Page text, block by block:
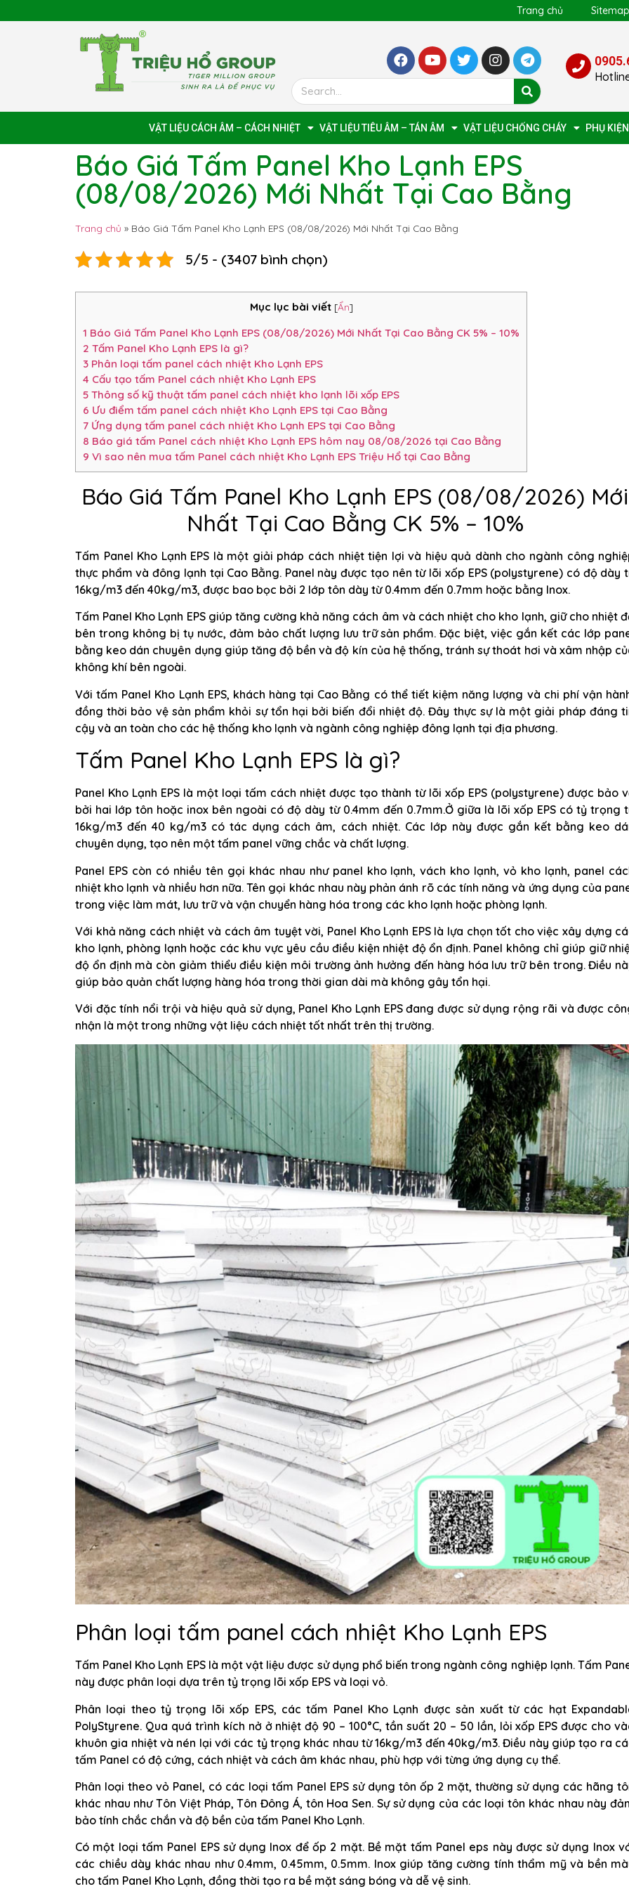
Trang chủ Sitemap
VẬT LIỆU CÁCH ÂM – CÁCH NHIỆT VẬT LIỆU TIÊU ÂM – TÁN ÂM VẬT LIỆU CHỐNG CHÁY PHỤ
Báo Giá Tấm Panel Kho Lạnh EPS
(08/08/2026) Mới Nhất Tại Cao Bằng
Trang chủ » Báo Giá Tấm Panel Kho Lạnh EPS (08/08/2026) Mới Nhất Tại Cao Bằng
5/5 - (3407 bình chọn)
Mục lục bài viết [Ẩn]
1 Báo Giá Tấm Panel Kho Lạnh EPS (08/08/2026) Mới Nhất Tại Cao Bằng CK 5% – 10%
2 Tấm Panel Kho Lạnh EPS là gì?
3 Phân loại tấm panel cách nhiệt Kho Lạnh EPS
4 Cấu tạo tấm Panel cách nhiệt Kho Lạnh EPS
5 Thông số kỹ thuật tấm panel cách nhiệt kho lạnh lõi xốp EPS
6 Ưu điểm tấm panel cách nhiệt Kho Lạnh EPS tại Cao Bằng
7 Ứng dụng tấm panel cách nhiệt Kho Lạnh EPS tại Cao Bằng
8 Báo giá tấm Panel cách nhiệt Kho Lạnh EPS hôm nay 08/08/2026 tại Cao Bằng
9 Vì sao nên mua tấm Panel cách nhiệt Kho Lạnh EPS Triệu Hổ tại Cao Bằng
Báo Giá Tấm Panel Kho Lạnh EPS (08/08/2026) Mới
Nhất Tại Cao Bằng CK 5% – 10%
Tấm Panel Kho Lạnh EPS là một giải pháp cách nhiệt tiện lợi và hiệu quả dành cho ngành công
thực phẩm và đông lạnh tại Cao Bằng. Panel này được tạo nên từ lõi xốp EPS (polystyrene) có độ dày
16kg/m3 đến 40kg/m3, được bao bọc bởi 2 lớp tôn dày từ 0.4mm đến 0.7mm hoặc bằng Inox.
Tấm Panel Kho Lạnh EPS giúp tăng cường khả năng cách âm và cách nhiệt cho kho lạnh, giữ cho nhiệt
bên trong không bị tụ nước, đảm bảo chất lượng lưu trữ sản phẩm. Đặc biệt, việc gắn kết các lớp
bằng keo dán chuyên dụng giúp tăng độ bền và độ kín của hệ thống, tránh sự thoát hơi và xâm nhập
không khí bên ngoài.
Với tấm Panel Kho Lạnh EPS, khách hàng tại Cao Bằng có thể tiết kiệm năng lượng và chi phí vận
đồng thời bảo vệ sản phẩm khỏi sự tổn hại bởi biến đổi nhiệt độ. Đây thực sự là một giải pháp đáng
cậy và an toàn cho các hệ thống kho lạnh và ngành công nghiệp đông lạnh tại địa phương.
Tấm Panel Kho Lạnh EPS là gì?
Panel Kho Lạnh EPS là một loại tấm cách nhiệt được tạo thành từ lõi xốp EPS (polystyrene) được bảo
bởi hai lớp tôn hoặc inox bên ngoài có độ dày từ 0.4mm đến 0.7mm.Ở giữa là lõi xốp EPS có tỷ trọng
16kg/m3 đến 40 kg/m3 có tác dụng cách âm, cách nhiệt. Các lớp này được gắn kết bằng keo
chuyên dụng, tạo nên một tấm panel vững chắc và chất lượng.
Panel EPS còn có nhiều tên gọi khác nhau như panel kho lạnh, vách kho lạnh, vỏ kho lạnh, panel
nhiệt kho lạnh và nhiều hơn nữa. Tên gọi khác nhau này phản ánh rõ các tính năng và ứng dụng của
trong việc làm mát, lưu trữ và vận chuyển hàng hóa trong các kho lạnh hoặc phòng lạnh.
Với khả năng cách nhiệt và cách âm tuyệt vời, Panel Kho Lạnh EPS là lựa chọn tốt cho việc xây dựng
kho lạnh, phòng lạnh hoặc các khu vực yêu cầu điều kiện nhiệt độ ổn định. Panel không chỉ giúp giữ
độ ổn định mà còn giảm thiểu điều kiện môi trường ảnh hưởng đến hàng hóa lưu trữ bên trong. Điều
giúp bảo quản chất lượng hàng hóa trong thời gian dài mà không gây tổn hại.
Với đặc tính nổi trội và hiệu quả sử dụng, Panel Kho Lạnh EPS đang được sử dụng rộng rãi và được
nhận là một trong những vật liệu cách nhiệt tốt nhất trên thị trường.
Phân loại tấm panel cách nhiệt Kho Lạnh EPS
Tấm Panel Kho Lạnh EPS là một vật liệu được sử dụng phổ biến trong ngành công nghiệp lạnh. Tấm
này được phân loại dựa trên tỷ trọng lõi xốp EPS và loại vỏ.
Phân loại theo tỷ trọng lõi xốp EPS, các tấm Panel Kho Lạnh được sản xuất từ các hạt
PolyStyrene. Qua quá trình kích nở ở nhiệt độ 90 – 100°C, tần suất 20 – 50 lần, lỏi xốp EPS được cho
khuôn gia nhiệt và nén lại với các tỷ trọng khác nhau từ 16kg/m3 đến 40kg/m3. Điều này giúp tạo ra
tấm Panel có độ cứng, cách nhiệt và cách âm khác nhau, phù hợp với từng ứng dụng cụ thể.
Phân loại theo vỏ Panel, có các loại tấm Panel EPS sử dụng tôn ốp 2 mặt, thường sử dụng các hãng
khác nhau như Tôn Việt Pháp, Tôn Đông Á, tôn Hoa Sen. Sự sử dụng của các loại tôn khác nhau này
bảo tính chắc chắn và độ bền của tấm Panel Kho Lạnh.
Có một loại tấm Panel EPS sử dụng Inox để ốp 2 mặt. Bề mặt tấm Panel eps này được sử dụng Inox
các chiều dày khác nhau như 0.4mm, 0.45mm, 0.5mm. Inox giúp tăng cường tính thẩm mỹ và bền
cho tấm Panel Kho Lạnh, đồng thời tạo ra bề mặt sáng bóng và dễ vệ sinh.